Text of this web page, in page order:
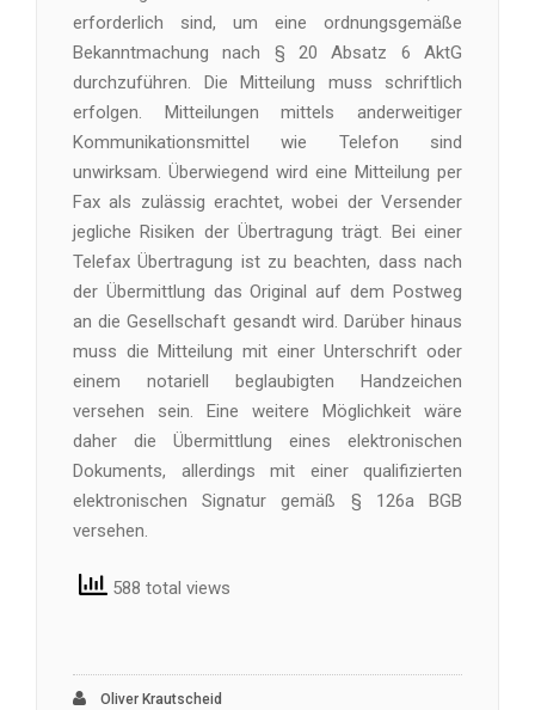
erforderlich sind, um eine ordnungsgemäße
Bekanntmachung nach § 20 Absatz 6 AktG
durchzuführen. Die Mitteilung muss schriftlich
erfolgen. Mitteilungen mittels anderweitiger
Kommunikationsmittel wie Telefon sind
unwirksam. Überwiegend wird eine Mitteilung per
Fax als zulässig erachtet, wobei der Versender
jegliche Risiken der Übertragung trägt. Bei einer
Telefax Übertragung ist zu beachten, dass nach
der Übermittlung das Original auf dem Postweg
an die Gesellschaft gesandt wird. Darüber hinaus
muss die Mitteilung mit einer Unterschrift oder
einem notariell beglaubigten Handzeichen
versehen sein. Eine weitere Möglichkeit wäre
daher die Übermittlung eines elektronischen
Dokuments, allerdings mit einer qualifizierten
elektronischen Signatur gemäß § 126a BGB
versehen.
588 total views
Oliver Krautscheid